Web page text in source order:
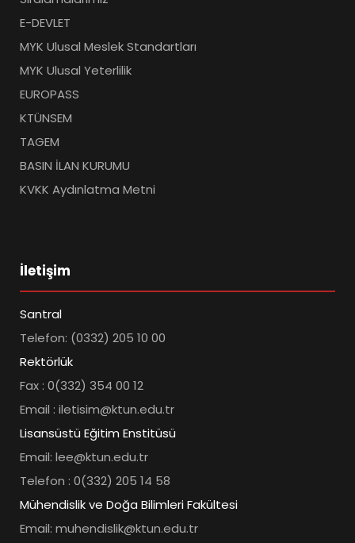
E-DEVLET
MYK Ulusal Meslek Standartları
MYK Ulusal Yeterlilik
EUROPASS
KTÜNSEM
TAGEM
BASIN İLAN KURUMU
KVKK Aydınlatma Metni
İletişim
Santral
Telefon: (0332) 205 10 00
Rektörlük
Fax : 0(332) 354 00 12
Email : iletisim@ktun.edu.tr
Lisansüstü Eğitim Enstitüsü
Email: lee@ktun.edu.tr
Telefon : 0(332) 205 14 58
Mühendislik ve Doğa Bilimleri Fakültesi
Email: muhendislik@ktun.edu.tr